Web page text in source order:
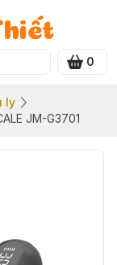
0
ly
JM-G3701